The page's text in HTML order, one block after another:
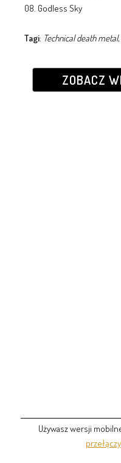
08. Godless Sky
Tagi: Technical death metal,
ZOBACZ
Używasz wersji